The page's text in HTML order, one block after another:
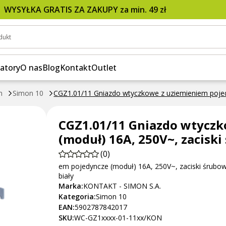
WYSYŁKA GRATIS ZA ZAKUPY za min. 49 zł
O nasBlogKontaktOutlet
Simon 10 CGZ1.01/11 Gniazdo wtyczkowe z uziemieniem
pojedyncze (moduł) 16A, 250V~, zaciski śrubowe;
CGZ1.01/11 Gniazdo
(moduł) 16A, 250V~,
(0)
em pojedyncze (moduł) 16A, 250V~, zaciski
biały
Marka:KONTAKT - SIMON S.A.
Kategoria:Simon 10
EAN:5902787842017
SKU:WC-GZ1xxxx-01-11xx/KON